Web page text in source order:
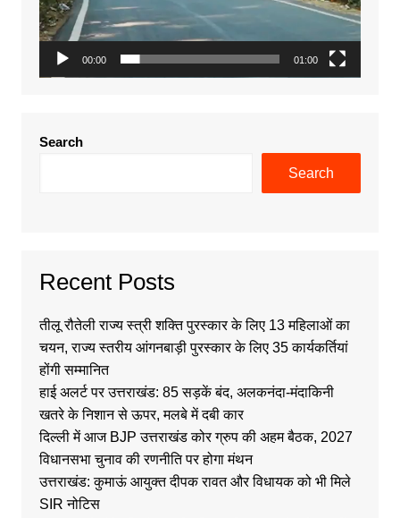
00:00 01:00
Search
Search
Recent Posts
तीलू रौतेली राज्य स्त्री शक्ति पुरस्कार के लिए 13 महिलाओं का
चयन, राज्य स्तरीय आंगनबाड़ी पुरस्कार के लिए 35 कार्यकर्तियां
होंगी सम्मानित
हाई अलर्ट पर उत्तराखंड: 85 सड़कें बंद, अलकनंदा-मंदाकिनी
खतरे के निशान से ऊपर, मलबे में दबी कार
दिल्ली में आज BJP उत्तराखंड कोर ग्रुप की अहम बैठक, 2027
विधानसभा चुनाव की रणनीति पर होगा मंथन
उत्तराखंड: कुमाऊं आयुक्त दीपक रावत और विधायक को भी मिले
SIR नोटिस